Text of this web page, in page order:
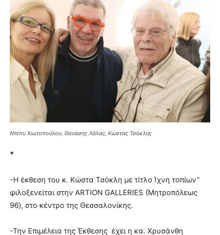
Ντέπυ Χιωτοπούλου, Θανάσης Λάλας, Κώστας Τσόκλης
*
-Η έκθεση του κ. Κώστα Τσόκλη με τίτλο Ίχνη τοπίων”
φιλοξενείται στην ARTION GALLERIES (Μητροπόλεως
96), στο κέντρο της Θεσσαλονίκης.
-Την Επιμέλεια της Έκθεσης έχει η κα. Χρυσάνθη